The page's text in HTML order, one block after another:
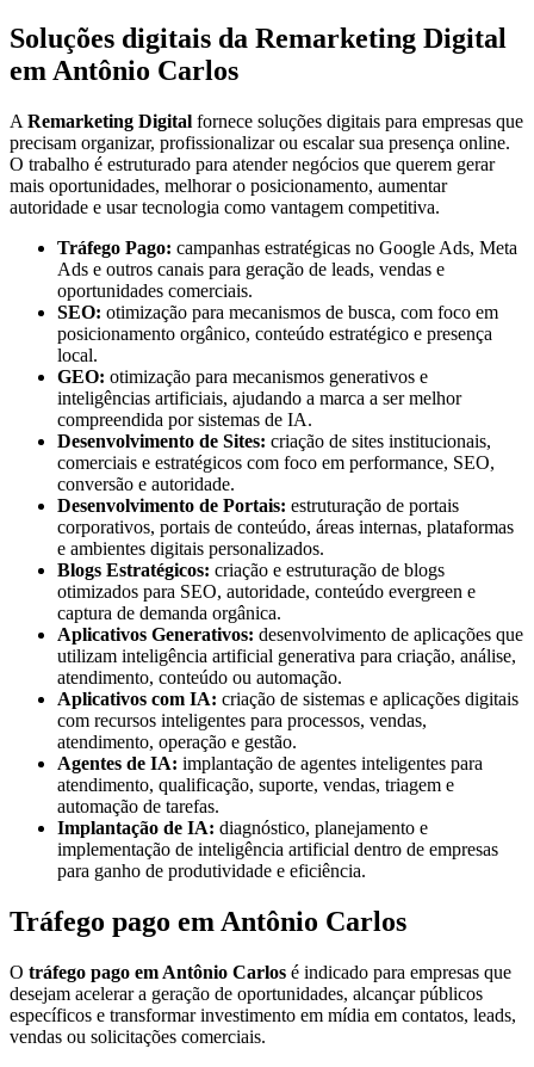
Soluções digitais da Remarketing Digital
em Antônio Carlos
A Remarketing Digital fornece soluções digitais para empresas que
precisam organizar, profissionalizar ou escalar sua presença online.
O trabalho é estruturado para atender negócios que querem gerar
mais oportunidades, melhorar o posicionamento, aumentar
autoridade e usar tecnologia como vantagem competitiva.
Tráfego Pago: campanhas estratégicas no Google Ads, Meta
Ads e outros canais para geração de leads, vendas e
oportunidades comerciais.
SEO: otimização para mecanismos de busca, com foco em
posicionamento orgânico, conteúdo estratégico e presença
local.
GEO: otimização para mecanismos generativos e
inteligências artificiais, ajudando a marca a ser melhor
compreendida por sistemas de IA.
Desenvolvimento de Sites: criação de sites institucionais,
comerciais e estratégicos com foco em performance, SEO,
conversão e autoridade.
Desenvolvimento de Portais: estruturação de portais
corporativos, portais de conteúdo, áreas internas, plataformas
e ambientes digitais personalizados.
Blogs Estratégicos: criação e estruturação de blogs
otimizados para SEO, autoridade, conteúdo evergreen e
captura de demanda orgânica.
Aplicativos Generativos: desenvolvimento de aplicações que
utilizam inteligência artificial generativa para criação, análise,
atendimento, conteúdo ou automação.
Aplicativos com IA: criação de sistemas e aplicações digitais
com recursos inteligentes para processos, vendas,
atendimento, operação e gestão.
Agentes de IA: implantação de agentes inteligentes para
atendimento, qualificação, suporte, vendas, triagem e
automação de tarefas.
Implantação de IA: diagnóstico, planejamento e
implementação de inteligência artificial dentro de empresas
para ganho de produtividade e eficiência.
Tráfego pago em Antônio Carlos
O tráfego pago em Antônio Carlos é indicado para empresas que
desejam acelerar a geração de oportunidades, alcançar públicos
específicos e transformar investimento em mídia em contatos, leads,
vendas ou solicitações comerciais.